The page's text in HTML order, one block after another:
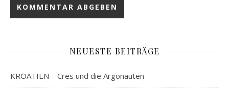
NEUESTE BEITRÄGE
KROATIEN – Cres und die Argonauten